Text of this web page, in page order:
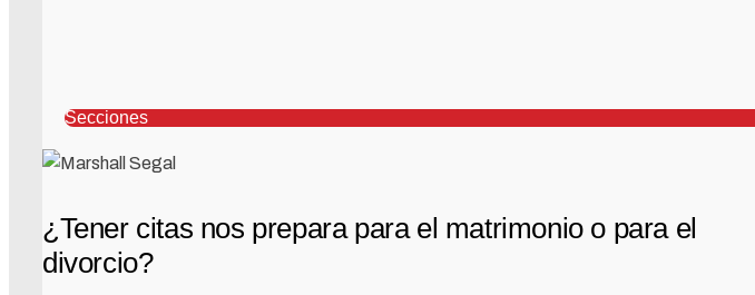
Secciones
¿Tener citas nos prepara para el matrimonio o para el
divorcio?